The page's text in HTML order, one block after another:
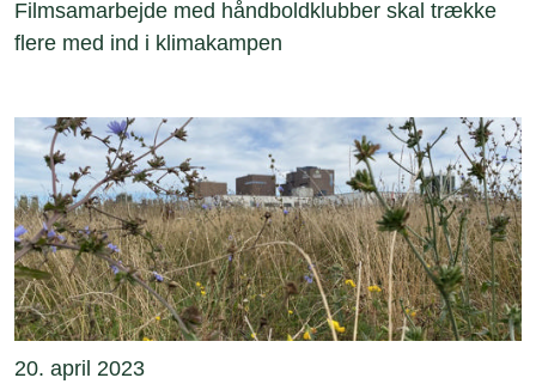
Filmsamarbejde med håndboldklubber skal trække
flere med ind i klimakampen
20. april 2023